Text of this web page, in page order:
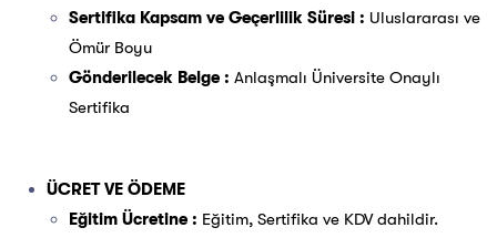
Sertifika Kapsam ve Geçerlilik Süresi : Uluslararası ve
Ömür Boyu
Gönderilecek Belge : Anlaşmalı Üniversite Onaylı
Sertifika
ÜCRET VE ÖDEME
Eğitim Ücretine : Eğitim, Sertifika ve KDV dahildir.